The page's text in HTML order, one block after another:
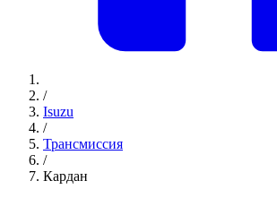
/
Isuzu
/
Трансмиссия
/
Кардан